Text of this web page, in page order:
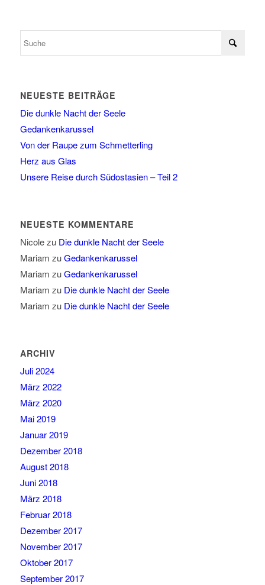
NEUESTE BEITRÄGE
Die dunkle Nacht der Seele
Gedankenkarussel
Von der Raupe zum Schmetterling
Herz aus Glas
Unsere Reise durch Südostasien – Teil 2
NEUESTE KOMMENTARE
Nicolezu Die dunkle Nacht der Seele
Mariam zuGedankenkarussel
Mariam zuGedankenkarussel
Mariam zu Die dunkle Nacht der Seele
Mariam zu Die dunkle Nacht der Seele
ARCHIV
Juli 2024
März 2022
März 2020
Mai 2019
Januar 2019
Dezember 2018
August 2018
Juni 2018
März 2018
Februar 2018
Dezember 2017
November 2017
Oktober 2017
September 2017